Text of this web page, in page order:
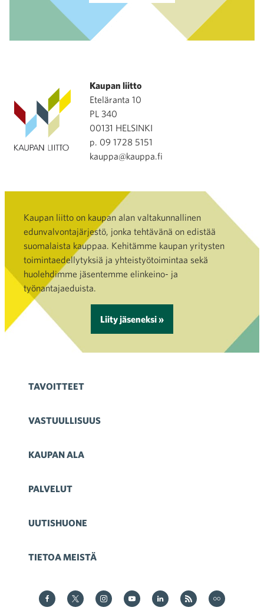
Kaupan liitto
Eteläranta 10
PL 340
00131 HELSINKI
p. 09 1728 5151
kauppa@kauppa.fi
Kaupan liitto on kaupan alan valtakunnallinen
edunvalvontajärjestö, jonka tehtävänä on edistää
suomalaista kauppaa. Kehitämme kaupan yritysten
toimintaedellytyksiä ja yhteistyötoimintaa sekä
huolehdimme jäsentemme elinkeino- ja
työnantajaeduista.
Liity jäseneksi »
TAVOITTEET
VASTUULLISUUS
KAUPAN ALA
PALVELUT
UUTISHUONE
TIETOA MEISTÄ
Kauppa Facebookissa
Kauppa Twitterissä
Kauppa on Instagram
Kauppa YouTubesssa
Kauppa LinkedInissä
Kauppa on RSS